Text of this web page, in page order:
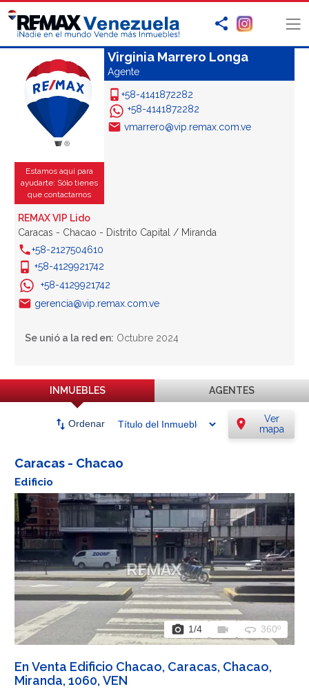
Estamos aquí para
ayudarte: Sólo tienes
que contactarnos
Virginia Marrero Longa
Agente
+58-4141872282
+58-4141872282
vmarrero@vip.remax.com.ve
REMAX VIP Lido
Caracas - Chacao - Distrito Capital / Miranda
+58-2127504610
+58-4129921742
+58-4129921742
gerencia@vip.remax.com.ve
Se unió a la red en: Octubre 2024
INMUEBLES AGENTES
swap_vert Ordenar location_on
Ver
mapa
Caracas - Chacao
Edificio
photo_camera 1/4 videocam 360 360º
En Venta Edificio Chacao, Caracas, Chacao,
Miranda, 1060, VEN